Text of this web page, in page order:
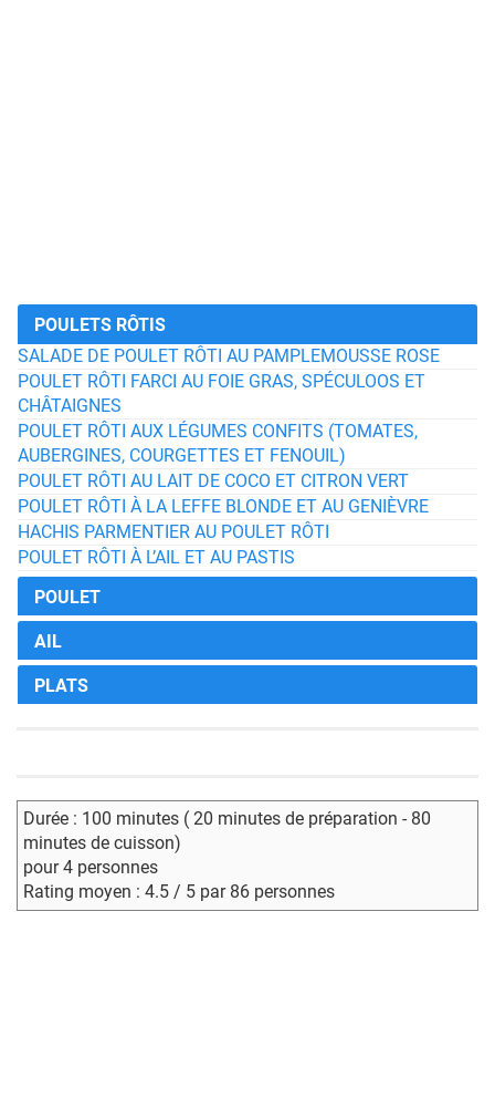
POULETS RÔTIS
SALADE DE POULET RÔTI AU PAMPLEMOUSSE ROSE
POULET RÔTI FARCI AU FOIE GRAS, SPÉCULOOS ET
CHÂTAIGNES
POULET RÔTI AUX LÉGUMES CONFITS (TOMATES,
AUBERGINES, COURGETTES ET FENOUIL)
POULET RÔTI AU LAIT DE COCO ET CITRON VERT
POULET RÔTI À LA LEFFE BLONDE ET AU GENIÈVRE
HACHIS PARMENTIER AU POULET RÔTI
POULET RÔTI À L’AIL ET AU PASTIS
POULET
AIL
PLATS
Durée : 100 minutes ( 20 minutes de préparation - 80
minutes de cuisson)
pour 4 personnes
Rating moyen : 4.5 / 5 par 86 personnes